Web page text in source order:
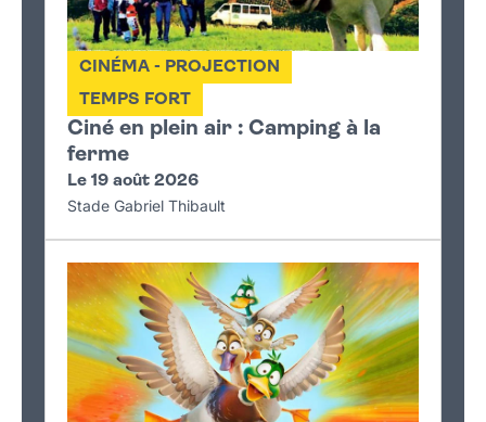
Ciné en plein air : Camping à la
ferme
CINÉMA - PROJECTION
TEMPS FORT
Le 19 août 2026
Stade Gabriel Thibault